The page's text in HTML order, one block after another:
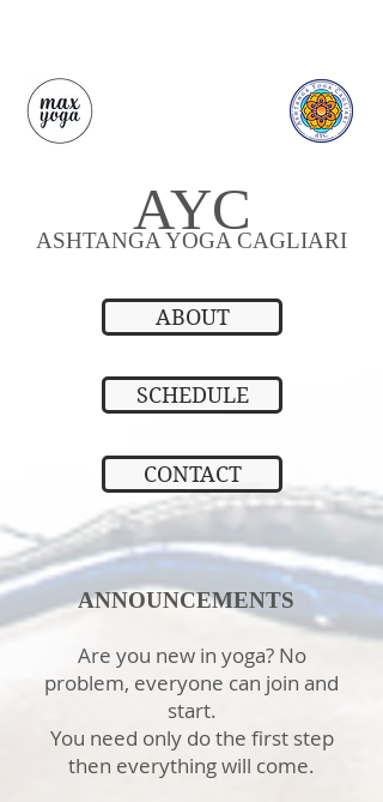
AYC
ASHTANGA YOGA CAGLIARI
ABOUT
SCHEDULE
CONTACT
ANNOUNCEMENTS
Are you new in yoga? No
problem, everyone can join and
start.
You need only do the first step
then everything will come.